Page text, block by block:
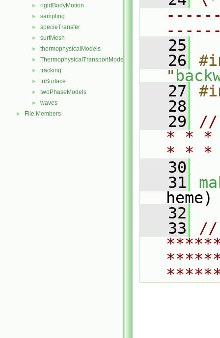
► rigidBodyMotion
► sampling
► specieTransfer
► surfMesh
► thermophysicalModels
► ThermophysicalTransportModels
► tracking
► triSurface
► twoPhaseModels
► waves
► File Members
   25
   26
"
   27
   28
   29
//
* * *
* *
   30
   31
heme)
   32
   33
//